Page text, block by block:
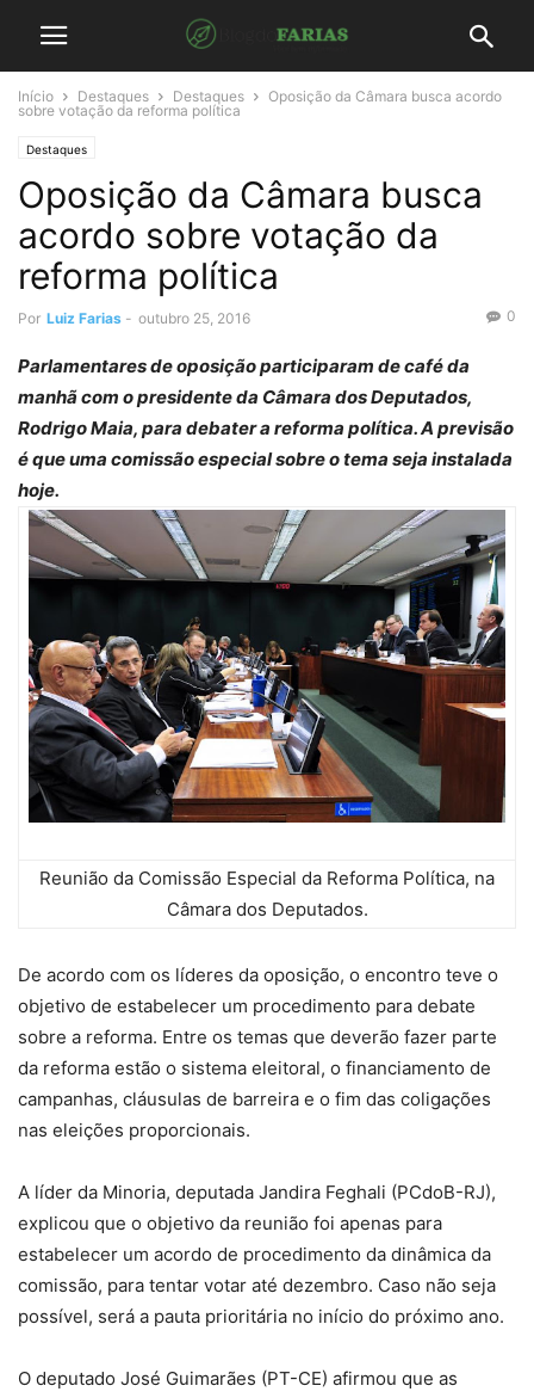
Início Destaques Destaques
Oposição da Câmara busca acordo
sobre votação da reforma política
Destaques
Oposição da Câmara busca
acordo sobre votação da
reforma política
Por Luiz Farias - outubro 25, 2016 0
Parlamentares de oposição participaram de café da
manhã com o presidente da Câmara dos Deputados,
Rodrigo Maia, para debater a reforma política. A previsão
é que uma comissão especial sobre o tema seja instalada
hoje.
Reunião da Comissão Especial da Reforma Política, na
Câmara dos Deputados.
De acordo com os líderes da oposição, o encontro teve o
objetivo de estabelecer um procedimento para debate
sobre a reforma. Entre os temas que deverão fazer parte
da reforma estão o sistema eleitoral, o financiamento de
campanhas, cláusulas de barreira e o fim das coligações
nas eleições proporcionais.
A líder da Minoria, deputada Jandira Feghali (PCdoB-RJ),
explicou que o objetivo da reunião foi apenas para
estabelecer um acordo de procedimento da dinâmica da
comissão, para tentar votar até dezembro. Caso não seja
possível, será a pauta prioritária no início do próximo ano.
O deputado José Guimarães (PT-CE) afirmou que as